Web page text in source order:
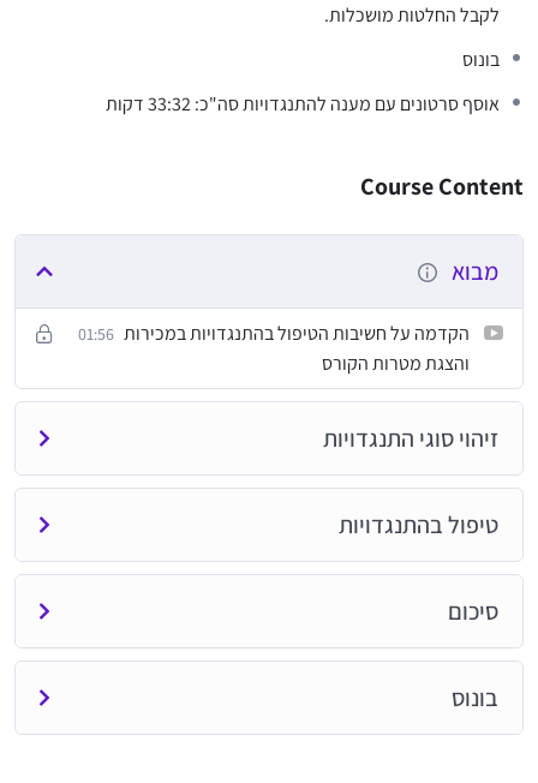
זיהוי סוגי התנגדויות: אמיתיות, מדומות ונסתרות.
שיטות לטיפול בהתנגדויות
דוגמאות מעשיות להתמודדות עם התנגדויות נפוצות.
הצטרפו אלינו לקורס "טיפול בהתנגדויות במכירות" ושפרו את יכולות
המכירה שלכם עוד היום!
לקבל החלטות מושכלות.
בונוס
אוסף סרטונים עם מענה להתנגדויות סה"כ: 33:32 דקות
Course Content
מבוא
הקדמה על חשיבות הטיפול בהתנגדויות במכירות
והצגת מטרות הקורס
01:56
זיהוי סוגי התנגדויות
טיפול בהתנגדויות
סיכום
בונוס